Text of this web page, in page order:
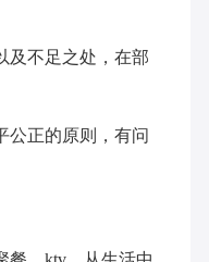
不足之处，在部
正的原则，有问